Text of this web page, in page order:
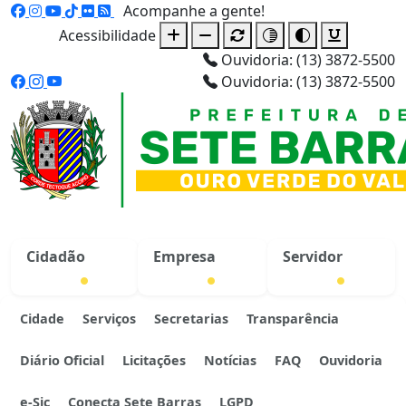
Acompanhe a gente!
Acessibilidade
Ouvidoria: (13) 3872-5500
Ouvidoria: (13) 3872-5500
Cidadão Empresa Servidor
Cidade Serviços Secretarias Transparência
Diário Oficial Licitações Notícias FAQ Ouvidoria
e-Sic Conecta Sete Barras LGPD